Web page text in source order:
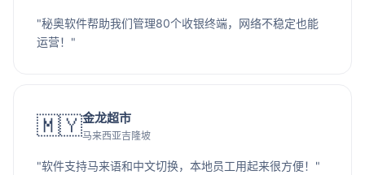
"秘奥软件帮助我们管理80个收银终端，网络不稳定也能
运营！"
🇲🇾金龙超市
马来西亚吉隆坡
"软件支持马来语和中文切换，本地员工用起来很方便！"